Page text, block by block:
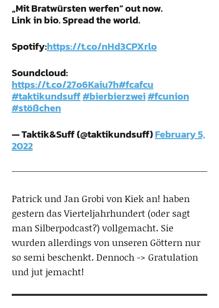
„Mit Bratwürsten werfen“ out now.
Link in bio. Spread the world.
Spotify:https://t.co/nHd3CPXrlo
Soundcloud:
https://t.co/27o6Kaiu7h#fcafcu
#taktikundsuff#bierbierzwei#fcunion
#stößchen
— Taktik&Suff (@taktikundsuff)February 5,
2022
Patrick und Jan Grobi von Kiek an! haben
gestern das Vierteljahrhundert (oder sagt
man Silberpodcast?) vollgemacht. Sie
wurden allerdings von unseren Göttern nur
so semi beschenkt. Dennoch -> Gratulation
und jut jemacht!